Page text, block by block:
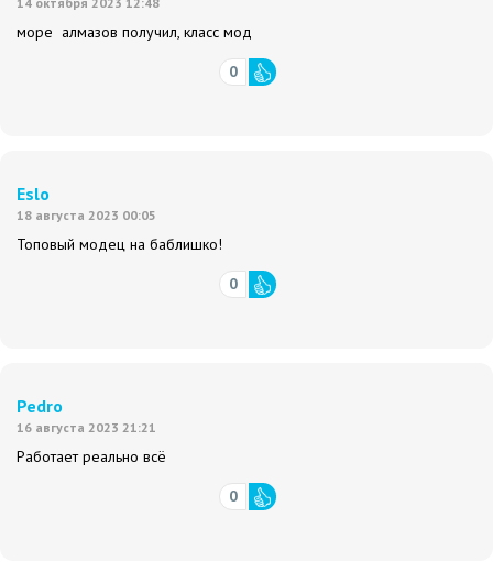
море алмазов получил, класс мод
0
Eslo
18 августа 2023 00:05
Топовый модец на баблишко!
0
Pedro
16 августа 2023 21:21
Работает реально всё
0